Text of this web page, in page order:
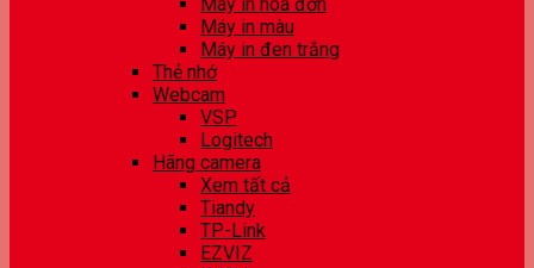
Máy in màu
Máy in đen trắng
Thẻ nhớ
Webcam
VSP
Logitech
Hãng camera
Xem tất cả
Tiandy
TP-Link
EZVIZ